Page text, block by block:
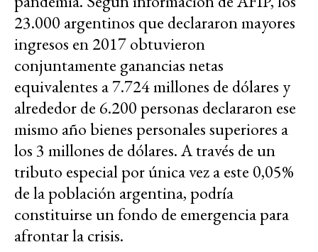
23.000 argentinos que declararon mayores
ingresos en 2017 obtuvieron
conjuntamente ganancias netas
equivalentes a 7.724 millones de dólares y
alrededor de 6.200 personas declararon ese
mismo año bienes personales superiores a
los 3 millones de dólares. A través de un
tributo especial por única vez a este 0,05%
de la población argentina, podría
constituirse un fondo de emergencia para
afrontar la crisis.